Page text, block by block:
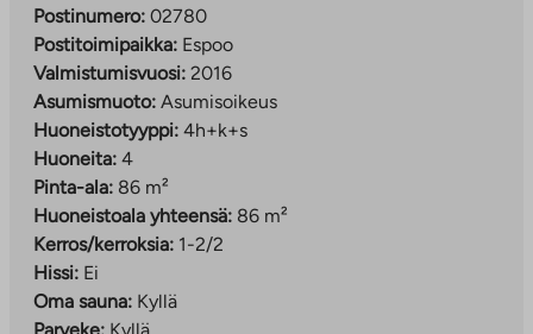
Postinumero: 02780
Postitoimipaikka: Espoo
Valmistumisvuosi: 2016
Asumismuoto: Asumisoikeus
Huoneistotyyppi: 4h+k+s
Huoneita: 4
Pinta-ala: 86 m²
Huoneistoala yhteensä: 86 m²
Kerros/kerroksia: 1-2/2
Hissi: Ei
Oma sauna: Kyllä